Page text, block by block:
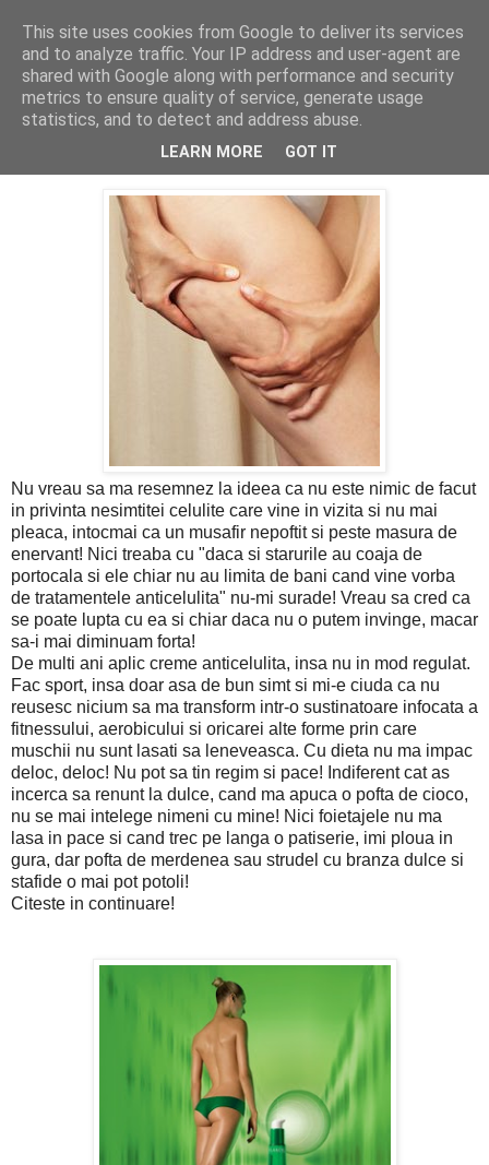
PentruDive.ro
marți, 24 mai 2011
Celulita, bat-o vina!
Nu vreau sa ma resemnez la ideea ca nu este nimic de facut
in privinta nesimtitei celulite care vine in vizita si nu mai
pleaca, intocmai ca un musafir nepoftit si peste masura de
enervant! Nici treaba cu "daca si starurile au coaja de
portocala si ele chiar nu au limita de bani cand vine vorba
de tratamentele anticelulita" nu-mi surade! Vreau sa cred ca
se poate lupta cu ea si chiar daca nu o putem invinge, macar
sa-i mai diminuam forta!
De multi ani aplic creme anticelulita, insa nu in mod regulat.
Fac sport, insa doar asa de bun simt si mi-e ciuda ca nu
reusesc nicium sa ma transform intr-o sustinatoare infocata a
fitnessului, aerobicului si oricarei alte forme prin care
muschii nu sunt lasati sa leneveasca. Cu dieta nu ma impac
deloc, deloc! Nu pot sa tin regim si pace! Indiferent cat as
incerca sa renunt la dulce, cand ma apuca o pofta de cioco,
nu se mai intelege nimeni cu mine! Nici foietajele nu ma
lasa in pace si cand trec pe langa o patiserie, imi ploua in
gura, dar pofta de merdenea sau strudel cu branza dulce si
stafide o mai pot potoli!
Citeste in continuare!
This site uses cookies from Google to deliver its services
and to analyze traffic. Your IP address and user-agent are
shared with Google along with performance and security
metrics to ensure quality of service, generate usage
statistics, and to detect and address abuse.
LEARN MORE GOT IT